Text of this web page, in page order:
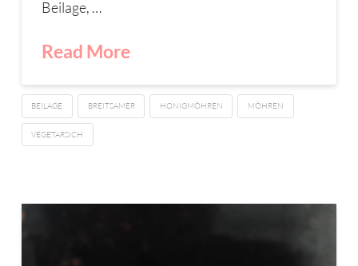
Beilage, …
Read More
BEILAGE BREITSAMER HONIGMÖHREN MÖHREN
VEGETARSICH